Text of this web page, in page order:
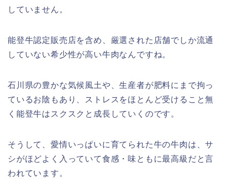
していません。
能登牛認定販売店を含め、厳選された店舗でしか流通
していない希少性が高い牛肉なんですね。
石川県の豊かな気候風土や、生産者が肥料にまで拘っ
ているお陰もあり、ストレスをほとんど受けること無
く能登牛はスクスクと成長していくのです。
そうして、愛情いっぱいに育てられた牛の牛肉は、サ
シがほどよく入っていて食感・味ともに最高級だと言
われています。